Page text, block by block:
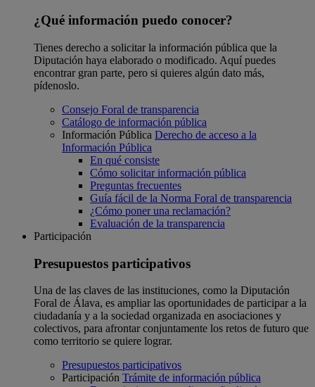
¿Qué información puedo conocer?
Tienes derecho a solicitar la información pública que la
Diputación haya elaborado o modificado. Aquí puedes
encontrar gran parte, pero si quieres algún dato más,
pídenoslo.
Consejo Foral de transparencia
Catálogo de información pública
Información Pública Derecho de acceso a la
Información Pública
En qué consiste
Cómo solicitar información pública
Preguntas frecuentes
Guía fácil de la Norma Foral de transparencia
¿Cómo poner una reclamación?
Evaluación de la transparencia
Participación
Presupuestos participativos
Una de las claves de las instituciones, como la Diputación
Foral de Álava, es ampliar las oportunidades de participar a la
ciudadanía y a la sociedad organizada en asociaciones y
colectivos, para afrontar conjuntamente los retos de futuro que
como territorio se quiere lograr.
Presupuestos participativos
Participación Trámite de información pública